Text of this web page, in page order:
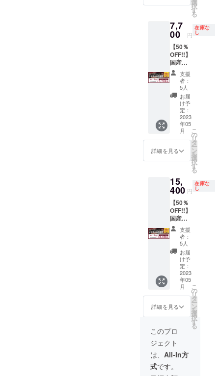
日〜
2024年
5月31日
ご希
望の場
合は備
考欄に
掲載し
たい名
前をご
記載く
ださ
い。
（希望
なしの
場合は
「な
し」と
ご記載
くださ
い）。
※「無期
限」と
は当社
及び牧
場が存
続して
いる限
り、と
いう意
載 & 牧
場設置
予定の
記念碑
にお名
前を記
載いた
しま
す。
掲載期
間：
2023年
6月1
日〜無
期限 備
考欄に
掲載し
ださい
（希望
場合は
「な
し」と
ご記載
くださ
い）。
※「無期
限」と
は当社
及び牧
場が存
続して
いる限
り、と
す。
に掲載
したい
名前を
ご記載
くださ
い。 後
日メー
ル等で
のやり
とりで
決定い
ただい
ても構
いませ
ん。 ■
お礼の
お手紙
＆ HPに
前を掲
載 & 牧
予定の
記念碑
にお名
前を記
載いた
しま
す。
掲載期
間：
2023年
6月1
日〜無
期限 備
考欄に
前をご
ださい
（希望
場合は
選
択
す
る
7,7
00 円
在庫な
し
【50％
OFF!!】
国産ラ
ム肉の
コース
を食べ
られる
お食事
券で
す。 有
効期
限：
2023年
5月〜
2023年
9月（店
日を除
く） ※
こちら
のお食
事券に
ドリン
ク代は
含まれ
ており
ませ
ん。
当日は
お飲み
になっ
た分だ
けお会
計させ
す。 ※
券は
メール
にてお
届けい
支援
者：
5人
お届
け予
定：
2023
年05
月
詳細を見る
こ
の
リ
タ
ー
ン
を
選
択
す
る
15,
400 円
在庫な
し
【50％
OFF!!】
国産ラ
ム肉の
コース
を食べ
られる
お食事
券で
す。 有
効期
限：
2023年
5月〜
2023年
9月（店
舗休業
日を除
く） ※
こちら
のお食
事券に
支援
者：
5人
お届
け予
定：
2023
年05
月
詳細を見る
こ
の
リ
タ
ー
ン
を
選
択
す
る
このプロ
ジェクト
は、 All-In方
式です。